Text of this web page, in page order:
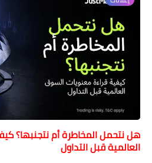
هل نتحمل المخاطرة أم نتجنبها؟
العالمية قبل التداول